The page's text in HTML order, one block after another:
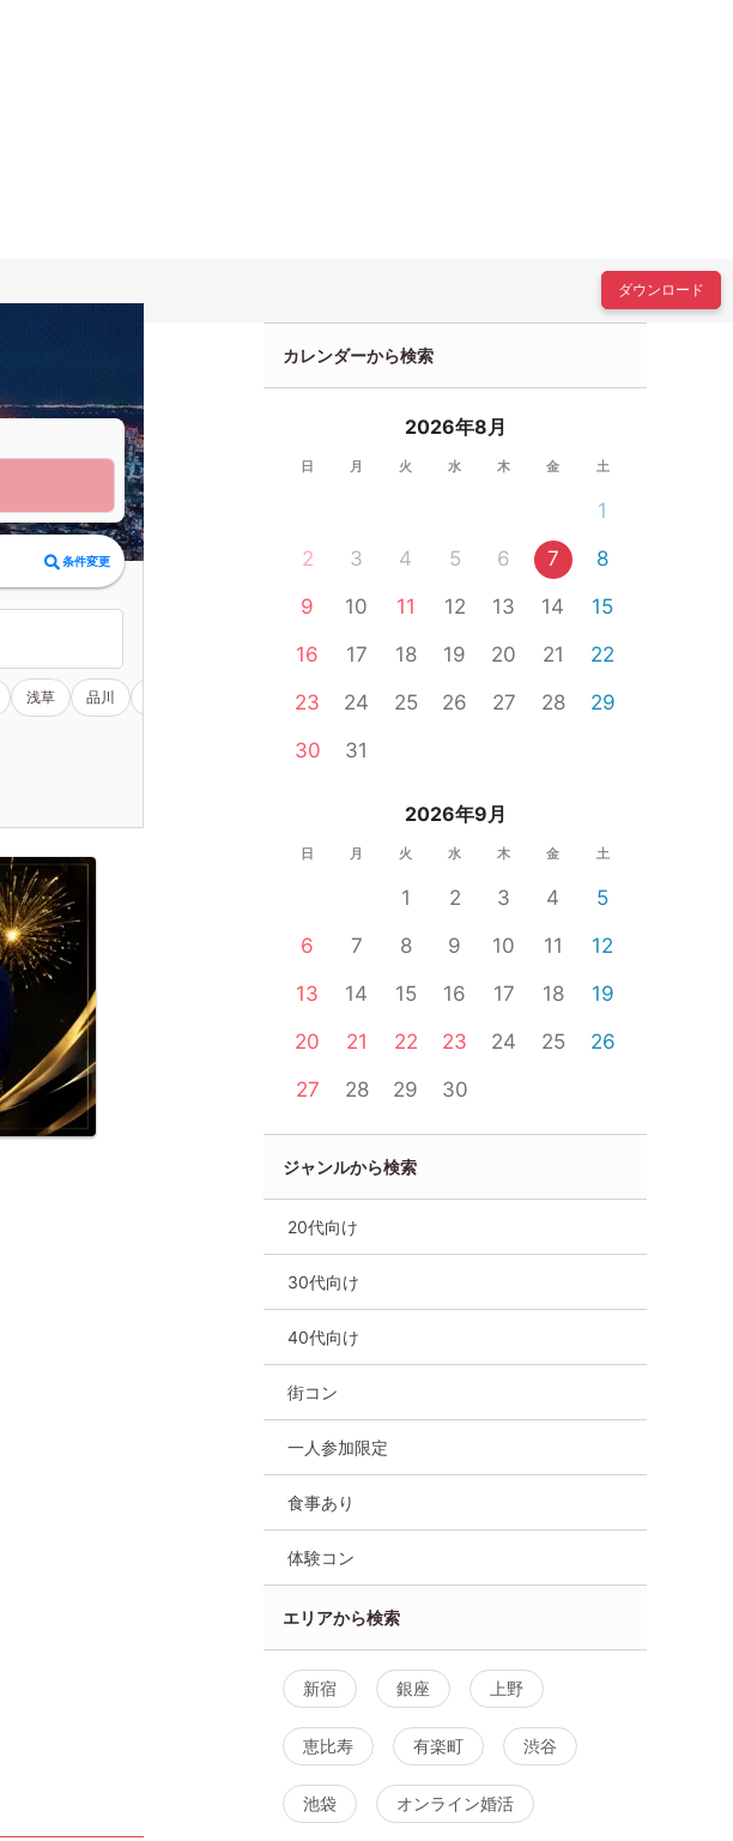
ダウンロード
条件変更
浅草 品川 葛西 湾岸エリア 目黒 赤坂 六本木
カレンダーから検索
2026年8月
日 月 火 水 木 金 土
1
2
3 4 5 6 7
8
9
10 11 12 13 14
15
16
17 18 19 20 21
22
23
24 25 26 27 28
29
30
31
2026年9月
日 月 火 水 木 金 土
1 2 3 4
5
6
7 8 9 10 11
12
13
14 15 16 17 18
19
20
21 22 23 24 25
26
27
28 29 30
ジャンルから検索
20代向け
30代向け
40代向け
街コン
一人参加限定
食事あり
体験コン
エリアから検索
新宿 銀座 上野
恵比寿 有楽町 渋谷
池袋 オンライン婚活